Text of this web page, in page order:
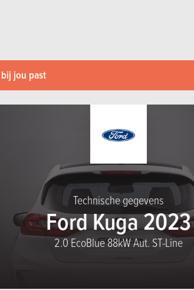
jou past
Technische gegevens
Ford Kuga 2023
2.0 EcoBlue 88kW Aut. ST-Line